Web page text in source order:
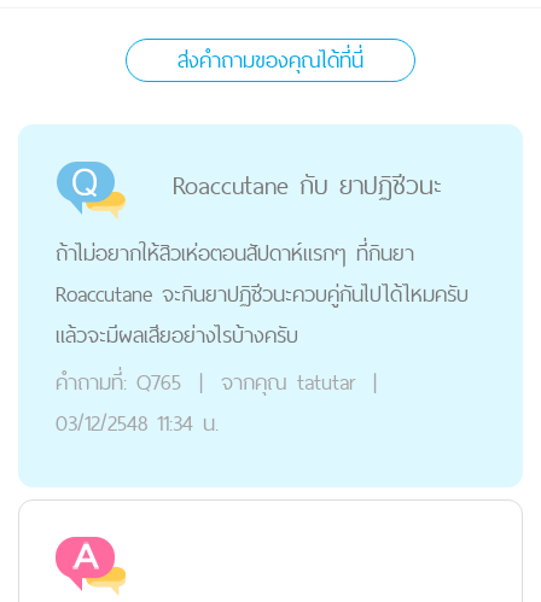
ส่งคำถามของคุณได้ที่นี่
Roaccutane กับ ยาปฏิชีวนะ
ถ้าไม่อยากให้สิวเห่อตอนสัปดาห์แรกๆ ที่กินยา
Roaccutane จะกินยาปฏิชีวนะควบคู่กันไปได้ไหมครับ
แล้วจะมีผลเสียอย่างไรบ้างครับ
คำถามที่: Q765 | จากคุณ tatutar |
03/12/2548 11:34 น.